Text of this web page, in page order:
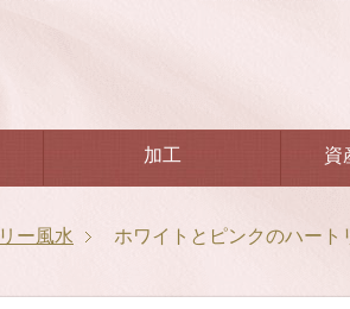
加工 資
ー風水 ホワイトとピンクのハート